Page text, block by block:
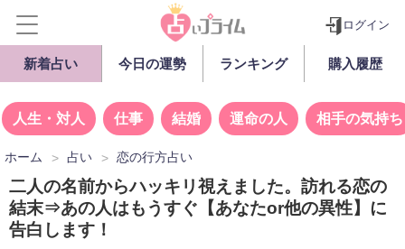
ログイン
新着占い 今日の運勢 ランキング 購入履歴
人生・対人 仕事 結婚 運命の人 相手の気持ち
ホーム 占い 恋の行方占い
二人の名前からハッキリ視えました。訪れる恋の
結末⇒あの人はもうすぐ【あなたor他の異性】に
告白します！